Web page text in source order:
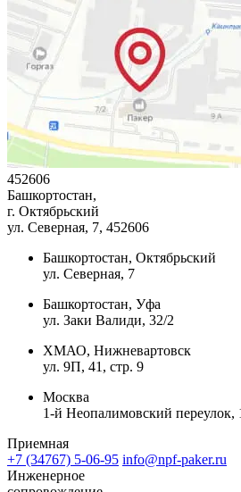
452606
Башкортостан,
г. Октябрьский
ул. Северная, 7, 452606
Башкортостан, Октябрьский
ул. Северная, 7
Башкортостан, Уфа
ул. Заки Валиди, 32/2
ХМАО, Нижневартовск
ул. 9П, 41, стр. 9
Москва
1-й Неопалимовский переулок,
Приемная
+7 (34767) 5-06-95 info@npf-paker.ru
Инженерное